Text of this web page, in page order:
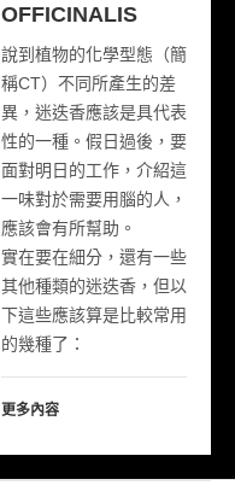
OFFICINALIS
說到植物的化學型態（簡
稱CT）不同所產生的差
異， 迷迭香應該是具代表
性的一種。假日過後，要
面對明日的工作，介紹這
一味對於需要用腦的人，
應該會有所幫助。
實在要在細分，還有一些
其他種類的迷迭香 ，但以
下這些應該算是比較常用
的幾種了：
更多內容